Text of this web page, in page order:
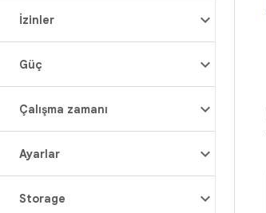
İzinler
Güç
Çalışma zamanı
Ayarlar
Storage